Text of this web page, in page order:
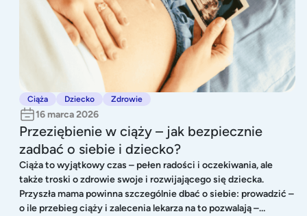
Ciąża Dziecko Zdrowie
16 marca 2026
Przeziębienie w ciąży – jak bezpiecznie
zadbać o siebie i dziecko?
Ciąża to wyjątkowy czas – pełen radości i oczekiwania, ale
także troski o zdrowie swoje i rozwijającego się dziecka.
Przyszła mama powinna szczególnie dbać o siebie: prowadzić –
o ile przebieg ciąży i zalecenia lekarza na to pozwalają –